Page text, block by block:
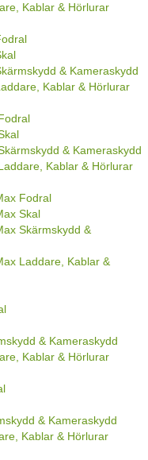
Kablar & Hörlurar
& Kameraskydd
Kablar & Hörlurar
& Kameraskydd
Kablar & Hörlurar
Fodral
Skal
Skärmskydd &
Laddare, Kablar &
& Kameraskydd
Kablar & Hörlurar
& Kameraskydd
Kablar & Hörlurar